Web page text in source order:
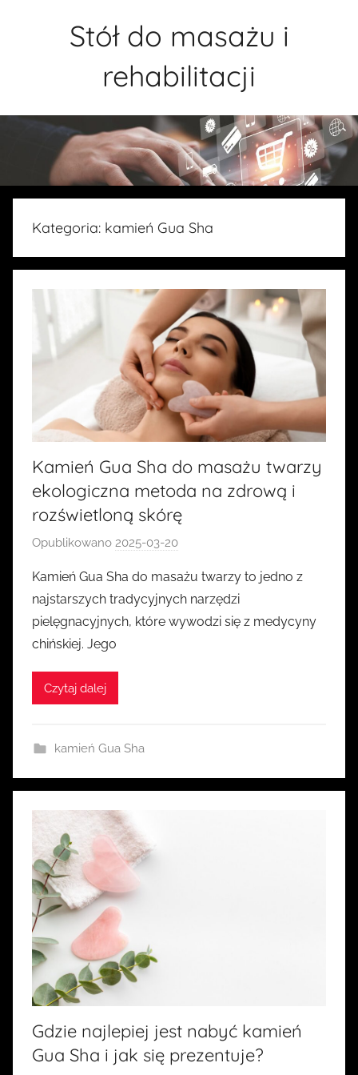
Stół do masażu i
rehabilitacji
Kategoria: kamień Gua Sha
Kamień Gua Sha do masażu twarzy
ekologiczna metoda na zdrową i
rozświetloną skórę
Opublikowano 2025-03-20
z
e
z
Kamień Gua Sha do masażu twarzy to jedno z
najstarszych tradycyjnych narzędzi
pielęgnacyjnych, które wywodzi się z medycyny
chińskiej. Jego
Czytaj dalej
kamień Gua Sha
Gdzie najlepiej jest nabyć kamień
Gua Sha i jak się prezentuje?